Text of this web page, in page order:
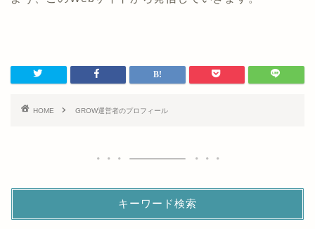
HOME GROW運営者のプロフィール
キーワード検索